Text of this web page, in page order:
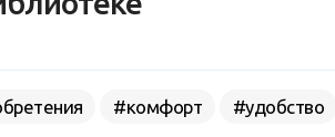
#комфорт #удобство